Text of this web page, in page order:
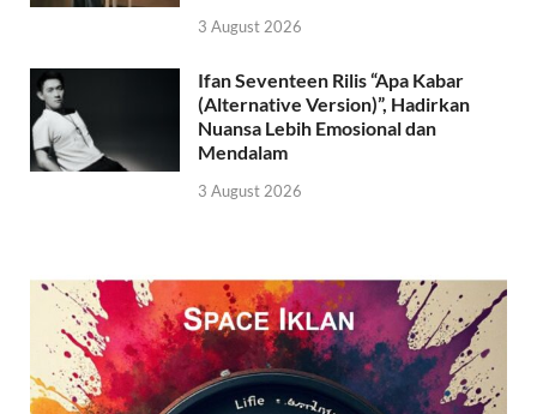
3 August 2026
Ifan Seventeen Rilis “Apa Kabar
(Alternative Version)”, Hadirkan
Nuansa Lebih Emosional dan
Mendalam
3 August 2026